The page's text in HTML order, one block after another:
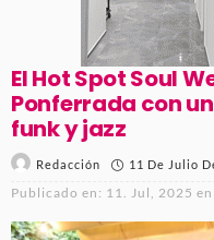
El Hot Spot Soul
Ponferrada con
funk y jazz
Redacción 11 De Julio
Publicado en: 11. Jul, 2025